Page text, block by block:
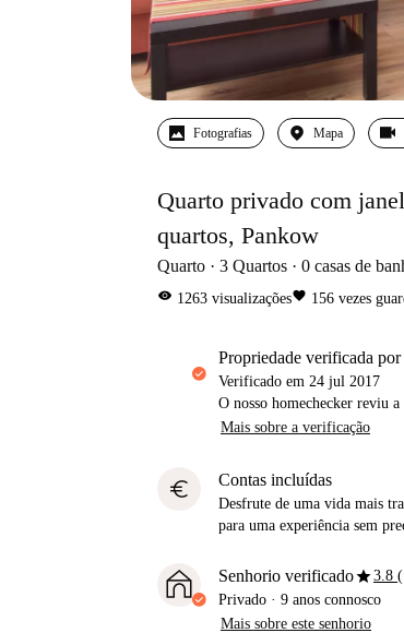
Fotografias Mapa
Quarto privado com
quartos, Pankow
Quarto 3 Quartos 0 casas de
visibility 1263 visualizaçõesfavorite 156 vezes
propriedade verificada
Verificado em 24 jul 2017
O nosso homechecker reviu
Mais sobre a verificação
euro Contas incluídas
Desfrute de uma vida mais
para uma experiência sem
Senhorio verificadostar3.8
Privado · 9 anos connosco
Mais sobre este senhorio